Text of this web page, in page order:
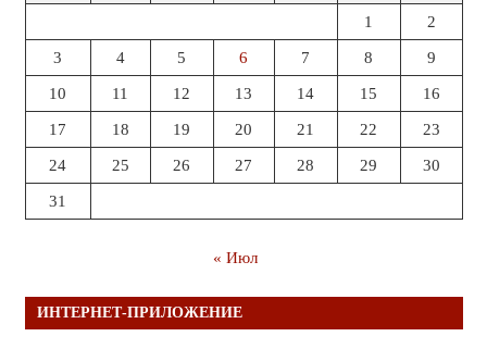
1 2
3 4 5 6 7 8 9
10 11 12 13 14 15 16
17 18 19 20 21 22 23
24 25 26 27 28 29 30
31
« Июл
ИНТЕРНЕТ-ПРИЛОЖЕНИЕ